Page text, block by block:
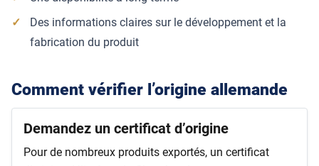
Des informations claires sur le développement et la
fabrication du produit
Comment vérifier l’origine allemande
Demandez un certificat d’origine
Pour de nombreux produits exportés, un certificat